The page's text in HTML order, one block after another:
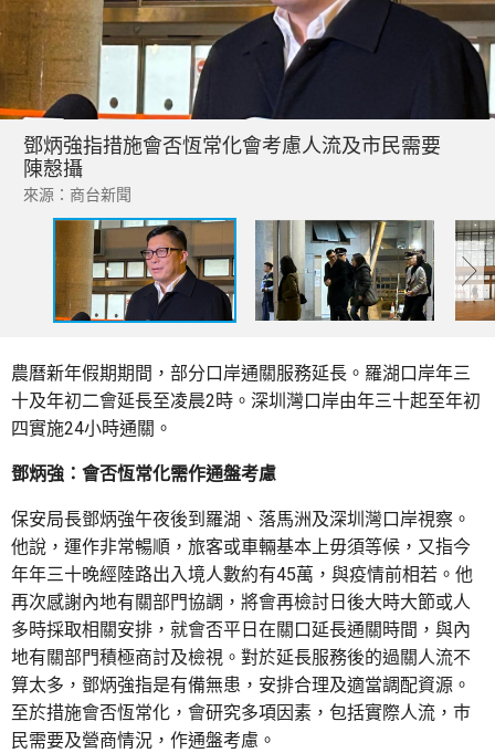
鄧炳強指措施會否恆常化會考慮人流及市民需要
陳慤攝
來源：商台新聞
農曆新年假期期間，部分口岸通關服務延長。羅湖口岸年三
十及年初二會延長至凌晨2時。深圳灣口岸由年三十起至年初
四實施24小時通關。
鄧炳強：會否恆常化需作通盤考慮
保安局長鄧炳強午夜後到羅湖、落馬洲及深圳灣口岸視察。
他說，運作非常暢順，旅客或車輛基本上毋須等候，又指今
年年三十晚經陸路出入境人數約有45萬，與疫情前相若。他
再次感謝內地有關部門協調，將會再檢討日後大時大節或人
多時採取相關安排，就會否平日在關口延長通關時間，與內
地有關部門積極商討及檢視。對於延長服務後的過關人流不
算太多，鄧炳強指是有備無患，安排合理及適當調配資源。
至於措施會否恆常化，會研究多項因素，包括實際人流，巿
民需要及營商情況，作通盤考慮。